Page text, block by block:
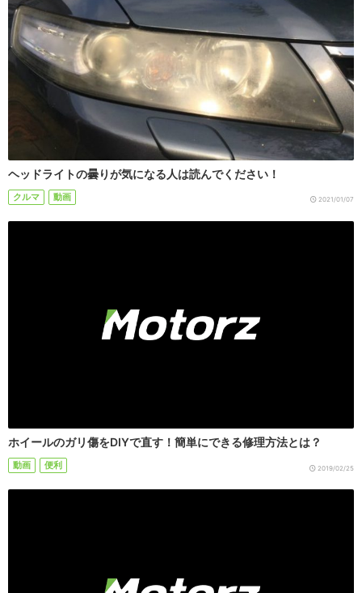
ヘッドライトの曇りが気になる人は読んでください！
クルマ 動画 2021/01/07
ホイールのガリ傷をDIYで直す！簡単にできる修理方法とは？
動画 便利 2019/02/25